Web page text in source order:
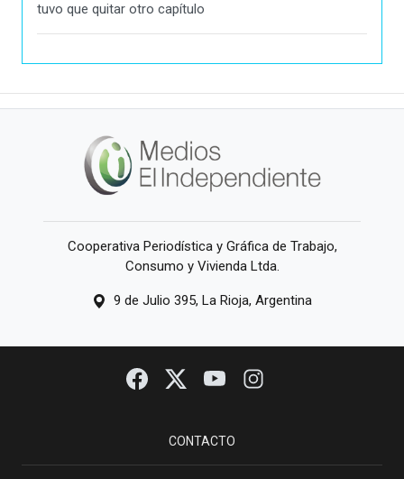
tuvo que quitar otro capítulo
Cooperativa Periodística y Gráfica de Trabajo,
Consumo y Vivienda Ltda.
9 de Julio 395, La Rioja, Argentina
CONTACTO